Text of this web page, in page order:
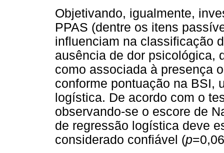
Objetivando, igualmente,
PPAS (dentre os itens
influenciam na classificação
ausência de dor psicológica,
como associada à presença
conforme pontuação na BSI,
logística. De acordo com o
observando-se o escore de
de regressão logística deve
considerado confiável (p